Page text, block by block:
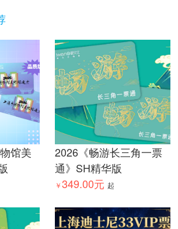
馆美
2026《畅游长三角一票
通》SH精华版
￥349.00元 起